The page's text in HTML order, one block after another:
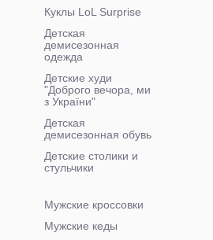
Куклы LoL Surprise
Детская
демисезонная
одежда
Детские худи
"Доброго вечора, ми
з України"
Детская
демисезонная обувь
Детские столики и
стульчики
Мужские кроссовки
Мужские кеды